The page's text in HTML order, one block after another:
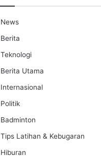
News
Berita
Teknologi
Berita Utama
Internasional
Politik
Badminton
Tips Latihan & Kebugaran
Hiburan